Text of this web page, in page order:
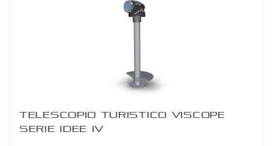
TELESCOPIO TURISTICO VISCOPE
SERIE IDEE IV